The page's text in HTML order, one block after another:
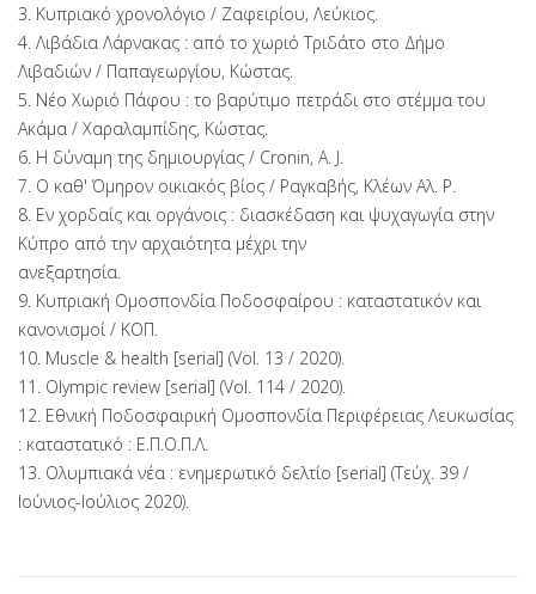
3. Κυπριακό χρονολόγιο / Ζαφειρίου, Λεύκιος.
4. Λιβάδια Λάρνακας : από το χωριό Τριδάτο στο Δήμο
Λιβαδιών / Παπαγεωργίου, Κώστας.
5. Νέο Χωριό Πάφου : το βαρύτιμο πετράδι στο στέμμα του
Ακάμα / Χαραλαμπίδης, Κώστας.
6. Η δύναμη της δημιουργίας / Cronin, A. J.
7. Ο καθ' Όμηρον οικιακός βίος / Ραγκαβής, Κλέων Αλ. Ρ.
8. Εν χορδαίς και οργάνοις : διασκέδαση και ψυχαγωγία στην
Κύπρο από την αρχαιότητα μέχρι την
ανεξαρτησία.
9. Κυπριακή Ομοσπονδία Ποδοσφαίρου : καταστατικόν και
κανονισμοί / ΚΟΠ.
10. Muscle & health [serial] (Vol. 13 / 2020).
11. Olympic review [serial] (Vol. 114 / 2020).
12. Εθνική Ποδοσφαιρική Ομοσπονδία Περιφέρειας Λευκωσίας
: καταστατικό : Ε.Π.Ο.Π.Λ.
13. Ολυμπιακά νέα : ενημερωτικό δελτίο [serial] (Τεύχ. 39 /
Ιούνιος-Ιούλιος 2020).